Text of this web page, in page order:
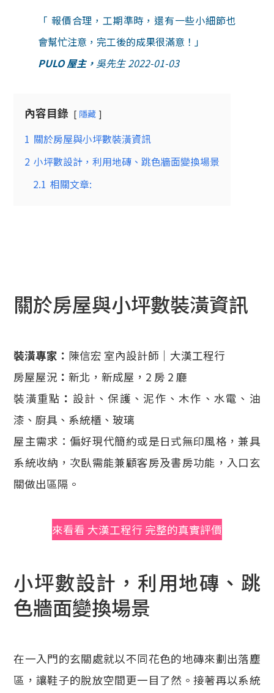
「 報價合理，工期準時，還有一些小細節也
會幫忙注意，完工後的成果很滿意！」
PULO 屋主， 吳先生 2022-01-03
內容目錄 隱藏
1 關於房屋與小坪數裝潢資訊
2 小坪數設計，利用地磚、跳色牆面變換場景
2.1 相關文章:
關於房屋與小坪數裝潢資訊
裝潢專家： 陳信宏 室內設計師｜大漢工程行
房屋屋況 ：新北，新成屋，2 房 2 廳
裝潢重點 ： 設計、保護、泥作、木作、水電、油
漆、廚具、系統櫃、玻璃
屋主需求：偏好現代簡約或是日式無印風格，兼具
系統收納，次臥需能兼顧客房及書房功能，入口玄
關做出區隔。
來看看 大漢工程行 完整的真實評價
小坪數設計，利用地磚、跳
色牆面變換場景
在一入門的玄關處就以不同花色的地磚來劃出落塵
區，讓鞋子的脫放空間更一目了然。接著再以系統